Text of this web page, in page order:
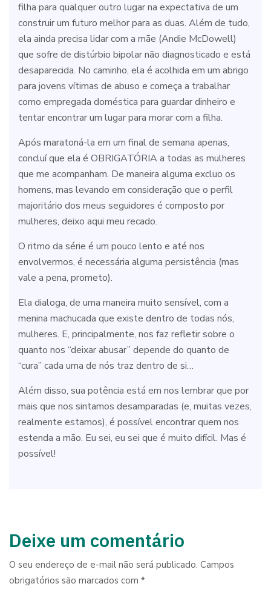
filha para qualquer outro lugar na expectativa de um
construir um futuro melhor para as duas. Além de tudo,
ela ainda precisa lidar com a mãe (Andie McDowell)
que sofre de distúrbio bipolar não diagnosticado e está
desaparecida. No caminho, ela é acolhida em um abrigo
para jovens vítimas de abuso e começa a trabalhar
como empregada doméstica para guardar dinheiro e
tentar encontrar um lugar para morar com a filha.
Após maratoná-la em um final de semana apenas,
concluí que ela é OBRIGATÓRIA a todas as mulheres
que me acompanham. De maneira alguma excluo os
homens, mas levando em consideração que o perfil
majoritário dos meus seguidores é composto por
mulheres, deixo aqui meu recado.
O ritmo da série é um pouco lento e até nos
envolvermos, é necessária alguma persistência (mas
vale a pena, prometo).
Ela dialoga, de uma maneira muito sensível, com a
menina machucada que existe dentro de todas nós,
mulheres. E, principalmente, nos faz refletir sobre o
quanto nos “deixar abusar” depende do quanto de
“cura” cada uma de nós traz dentro de si…
Além disso, sua potência está em nos lembrar que por
mais que nos sintamos desamparadas (e, muitas vezes,
realmente estamos), é possível encontrar quem nos
estenda a mão. Eu sei, eu sei que é muito difícil. Mas é
possível!
Deixe um comentário
O seu endereço de e-mail não será publicado. Campos
obrigatórios são marcados com *